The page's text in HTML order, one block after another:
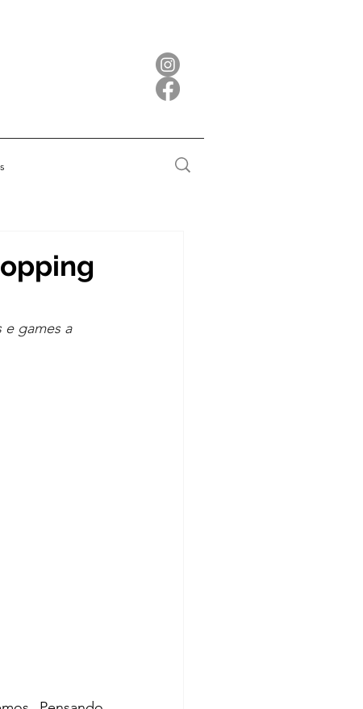
e games a